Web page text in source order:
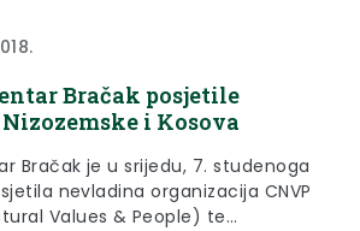
Bračak posjetile
i Kosova
Bračak je u srijedu, 7. studenoga
nevladina organizacija CNVP
Values & People) te